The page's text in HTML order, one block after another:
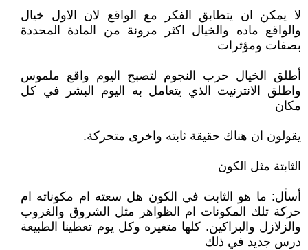
لا يمكن ان يتطابق الفكر مع الواقع لان الاول خيال
والواقع ماده والخيال اكثر مرونة من المادة المحددة
بصفات ومؤثرات
أطلق الخيال حرب النجوم لتصبح اليوم واقع ملموس
واطلق الانترنيت الذي يتعامل به اليوم البشر في كل
مكان
يقولون ان هناك حقيقة ثابته واخرى متحركة.
الثابتة مثل الكون
أسأل: ما هو الثابت في الكون هل سعته ام مكوناته ام
حركة تلك المكونات ام الظواهر مثل الشروق والغروب
والزلازل والبراكين. كلها متغيره وكل يوم تعطينا الطبيعة
درس جديد في ذلك